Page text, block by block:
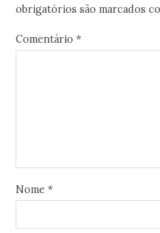
obrigatórios são marcados
Comentário*
Nome*